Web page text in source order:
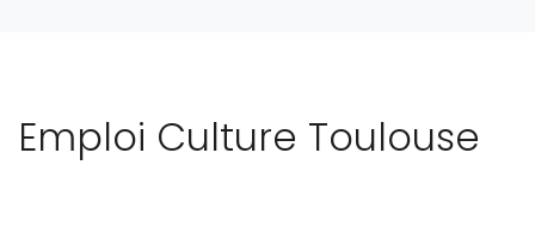
Emploi Culture Toulouse